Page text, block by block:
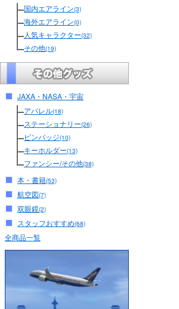
国内エアライン(3)
海外エアライン(0)
人気キャラクター(32)
その他(19)
JAXA・NASA・宇宙
アパレル(18)
ステーショナリー(26)
ピンバッジ(10)
キーホルダー(13)
ファンシー/その他(38)
本・書籍(53)
航空図(7)
双眼鏡(2)
スタッフおすすめ(68)
全商品一覧